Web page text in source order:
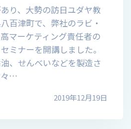
り、大勢の訪日ユダヤ教
百津町で、弊社のラビ・
マーケティング責任者の
ミナーを開講しました。
、せんべいなどを製造さ
々…
2019年12月19日